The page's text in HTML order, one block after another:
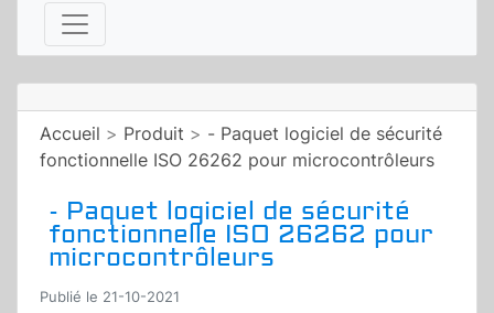
Accueil > Produit > - Paquet logiciel de sécurité
fonctionnelle ISO 26262 pour microcontrôleurs
- Paquet logiciel de sécurité
fonctionnelle ISO 26262 pour
microcontrôleurs
Publié le 21-10-2021